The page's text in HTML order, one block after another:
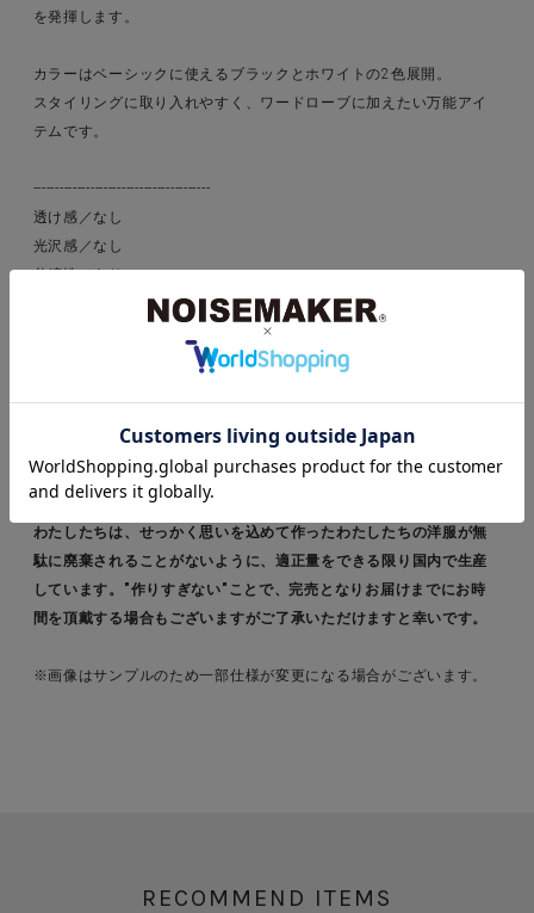
を発揮します。
カラーはベーシックに使えるブラックとホワイトの2色展開。
スタイリングに取り入れやすく、ワードローブに加えたい万能アイ
テムです。
----------------------------------------
透け感／なし
光沢感／なし
伸縮性／あり
----------------------------------------
＊適正量生産で私たちにできることからサスティナブルに取り組ん
でいます＊
昨今問題視されているアパレル業界の大量生産・大量廃棄の問題。
わたしたちは、せっかく思いを込めて作ったわたしたちの洋服が無
駄に廃棄されることがないように、適正量をできる限り国内で生産
しています。"作りすぎない"ことで、完売となりお届けまでにお時
間を頂戴する場合もございますがご了承いただけますと幸いです。
※画像はサンプルのため一部仕様が変更になる場合がございます。
RECOMMEND ITEMS